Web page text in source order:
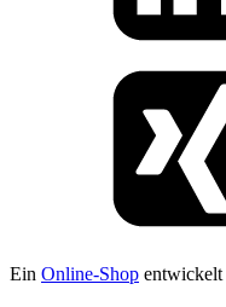
Ein Online-Shop entwickelt